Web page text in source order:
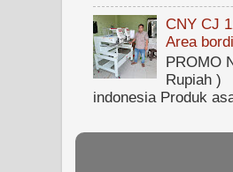
CNY CJ
Area
PROMO
Rupiah )
indonesia Produk